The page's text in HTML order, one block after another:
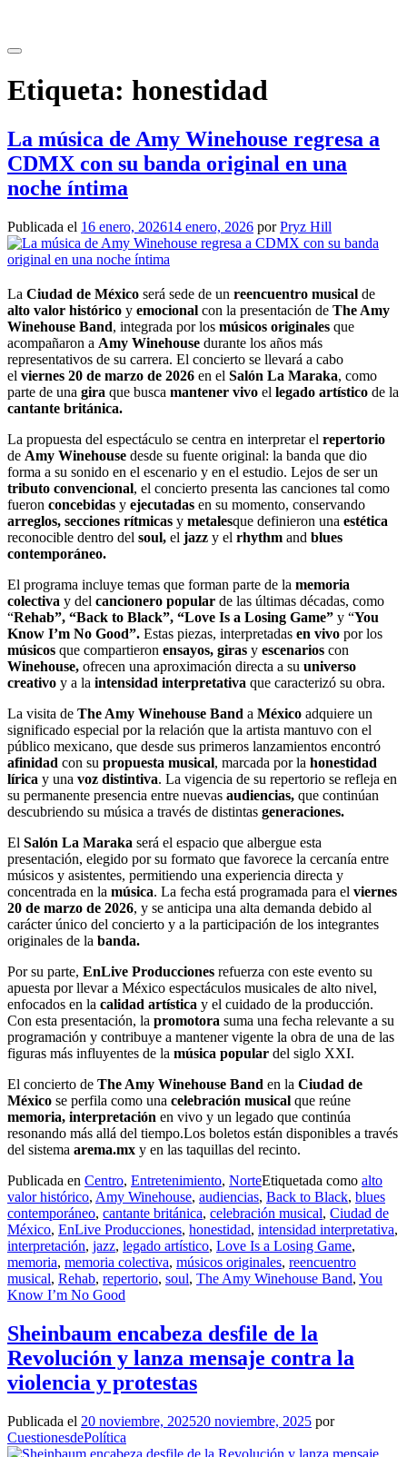
contenido
Etiqueta: honestidad
La música de Amy Winehouse regresa a
CDMX con su banda original en una
noche íntima
Publicada el 16 enero, 202614 enero, 2026 porPryz Hill
La Ciudad de México será sede de un reencuentro musical de
alto valor histórico y emocional con la presentación de The Amy
Winehouse Band, integrada por los músicos originales que
acompañaron a Amy Winehouse durante los años más
representativos de su carrera. El concierto se llevará a cabo
el viernes 20 de marzo de 2026 en el Salón La Maraka, como
parte de una gira que busca mantener vivo el legado artístico de la
cantante británica.
La propuesta del espectáculo se centra en interpretar el repertorio
de Amy Winehouse desde su fuente original: la banda que dio
forma a su sonido en el escenario y en el estudio. Lejos de ser un
tributo convencional, el concierto presenta las canciones tal como
fueron concebidas y ejecutadas en su momento, conservando
arreglos, secciones rítmicas y metalesque definieron una estética
reconocible dentro del soul, el jazz y el rhythm and blues
contemporáneo.
El programa incluye temas que forman parte de la memoria
colectiva y del cancionero popular de las últimas décadas, como
“Rehab”, “Back to Black”, “Love Is a Losing Game” y “You
Know I’m No Good”. Estas piezas, interpretadas en vivo por los
músicos que compartieron ensayos, giras y escenarios con
Winehouse, ofrecen una aproximación directa a su universo
creativo y a la intensidad interpretativa que caracterizó su obra.
La visita de The Amy Winehouse Band a México adquiere un
significado especial por la relación que la artista mantuvo con el
público mexicano, que desde sus primeros lanzamientos encontró
afinidad con su propuesta musical, marcada por la honestidad
lírica y una voz distintiva. La vigencia de su repertorio se refleja en
su permanente presencia entre nuevas audiencias, que continúan
descubriendo su música a través de distintas generaciones.
El Salón La Maraka será el espacio que albergue esta
presentación, elegido por su formato que favorece la cercanía entre
músicos y asistentes, permitiendo una experiencia directa y
concentrada en la música. La fecha está programada para el viernes
20 de marzo de 2026, y se anticipa una alta demanda debido al
carácter único del concierto y a la participación de los integrantes
originales de la banda.
Por su parte, EnLive Producciones refuerza con este evento su
apuesta por llevar a México espectáculos musicales de alto nivel,
enfocados en la calidad artística y el cuidado de la producción.
Con esta presentación, la promotora suma una fecha relevante a su
programación y contribuye a mantener vigente la obra de una de las
figuras más influyentes de la música popular del siglo XXI.
El concierto de The Amy Winehouse Band en la Ciudad de
México se perfila como una celebración musical que reúne
memoria, interpretación en vivo y un legado que continúa
resonando más allá del tiempo.Los boletos están disponibles a través
del sistema arema.mx y en las taquillas del recinto.
Publicada en Centro, Entretenimiento, NorteEtiquetada como alto
valor histórico, Amy Winehouse, audiencias, Back to Black, blues
contemporáneo, cantante británica, celebración musical, Ciudad de
México, EnLive Producciones, honestidad, intensidad interpretativa,
interpretación, jazz, legado artístico, Love Is a Losing Game,
memoria, memoria colectiva, músicos originales, reencuentro
musical, Rehab, repertorio, soul, The Amy Winehouse Band, You
Know I’m No Good
Sheinbaum encabeza desfile de la
Revolución y lanza mensaje contra la
violencia y protestas
Publicada el 20 noviembre, 202520 noviembre, 2025 por
CuestionesdePolítica